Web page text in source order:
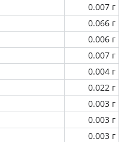
0.007 г
0.066 г
0.006 г
0.007 г
0.004 г
0.022 г
0.003 г
0.003 г
0.003 г